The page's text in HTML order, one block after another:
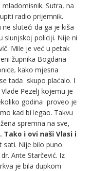
Sutra, na
radio prijemnik.
sluteći da ga je kiša
slunjskoj policiji. Nije ni
Mile je već u petak
župnika Bogdana
kako mjesna
tada skupo plaćalo. I
Pezelj kojemu je
godina proveo je
kad bi legao. Takvu
spremna na sve,
Tako i ovi naši Vlasi i
sati. Nije bilo puno
Ante Starčević. Iz
je bila dupkom